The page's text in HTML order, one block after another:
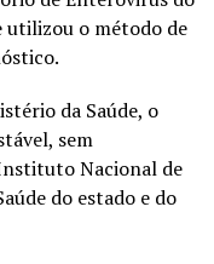
utilizou o método de
da Saúde, o
sem
Nacional de
do estado e do